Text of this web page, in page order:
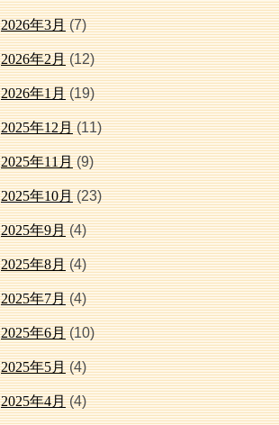
2026年3月(7)
2026年2月(12)
2026年1月(19)
2025年12月(11)
2025年11月(9)
2025年10月(23)
2025年9月(4)
2025年8月(4)
2025年7月(4)
2025年6月(10)
2025年5月(4)
2025年4月(4)